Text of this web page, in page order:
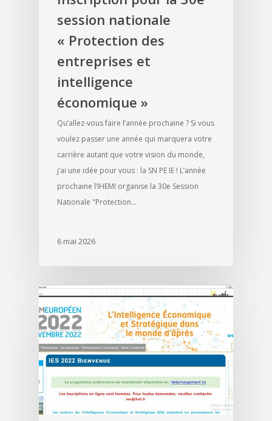
session nationale
« Protection des
entreprises et
intelligence
économique »
Qu’allez-vous faire l’année prochaine ? Si vous
voulez passer une année qui marquera votre
carrière autant que votre vision du monde,
j’ai une idée pour vous : la SN PE IE ! L’année
prochaine l’IHEMI organise la 30e Session
Nationale "Protection…
6 mai 2026